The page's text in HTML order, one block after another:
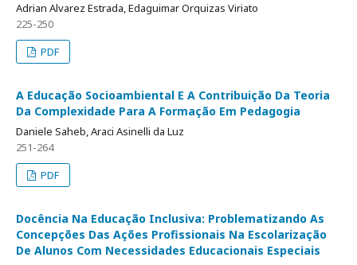
Adrian Alvarez Estrada, Edaguimar Orquizas Viriato
225-250
PDF
A Educação Socioambiental E A Contribuição Da Teoria
Da Complexidade Para A Formação Em Pedagogia
Daniele Saheb, Araci Asinelli da Luz
251-264
PDF
Docência Na Educação Inclusiva: Problematizando As
Concepções Das Ações Profissionais Na Escolarização
De Alunos Com Necessidades Educacionais Especiais